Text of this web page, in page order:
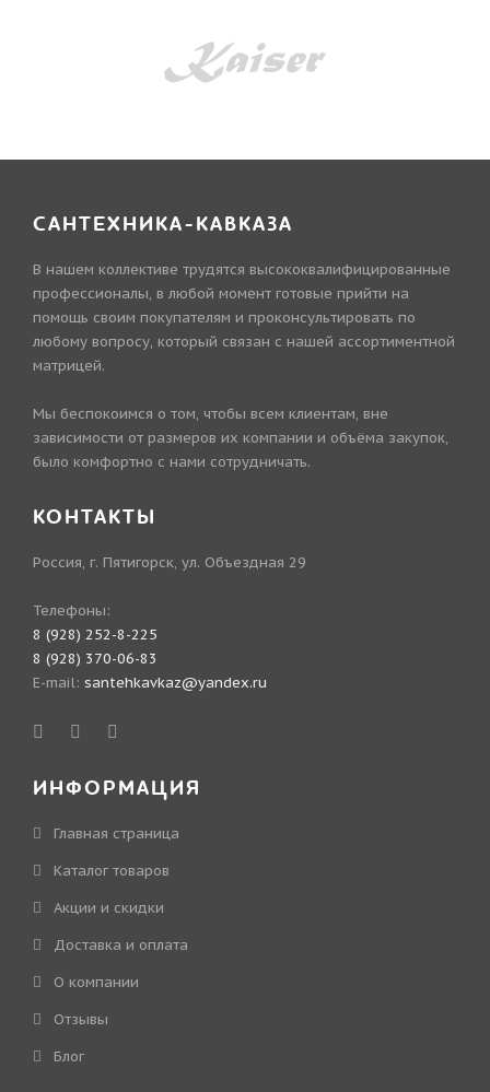
САНТЕХНИКА-КАВКАЗА
В нашем коллективе трудятся высококвалифицированные
профессионалы, в любой момент готовые прийти на
помощь своим покупателям и проконсультировать по
любому вопросу, который связан с нашей ассортиментной
матрицей.
Мы беспокоимся о том, чтобы всем клиентам, вне
зависимости от размеров их компании и объёма закупок,
было комфортно с нами сотрудничать.
КОНТАКТЫ
Россия, г. Пятигорск, ул. Объездная 29
Телефоны:
8 (928) 252-8-225
8 (928) 370-06-83
E-mail: santehkavkaz@yandex.ru
ИНФОРМАЦИЯ
Главная страница
Каталог товаров
Акции и скидки
Доставка и оплата
О компании
Отзывы
Блог